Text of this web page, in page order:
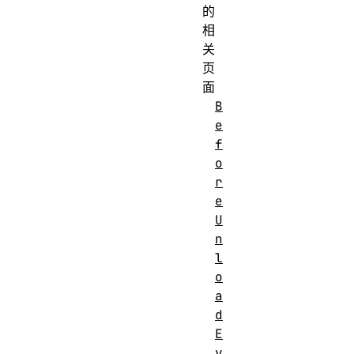
的
相
关
页
面
B
e
f
o
r
e
U
n
l
o
a
d
E